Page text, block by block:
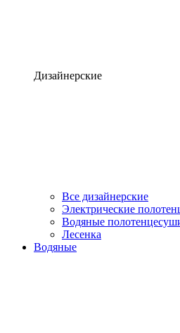
Дизайнерские
Все дизайнерские
Электрические
Водяные
Лесенка
Водяные